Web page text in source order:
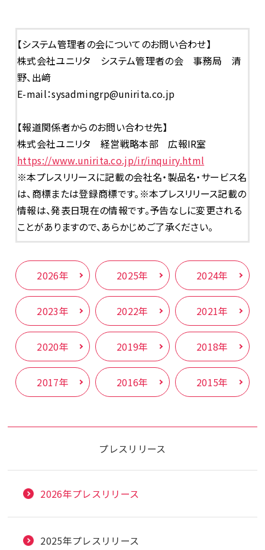
【システム管理者の会についてのお問い合わせ】
株式会社ユニリタ システム管理者の会 事務局 清
野、出﨑
E-mail：sysadmingrp@unirita.co.jp
【報道関係者からのお問い合わせ先】
株式会社ユニリタ 経営戦略本部 広報IR室
https://www.unirita.co.jp/ir/inquiry.html
※本プレスリリースに記載の会社名・製品名・サービス名
は、商標または登録商標です。※本プレスリリース記載の
情報は、発表日現在の情報です。予告なしに変更される
ことがありますので、あらかじめご了承ください。
2026年 2025年 2024年
2023年 2022年 2021年
2020年 2019年 2018年
2017年 2016年 2015年
プレスリリース
2026年プレスリリース
2025年プレスリリース